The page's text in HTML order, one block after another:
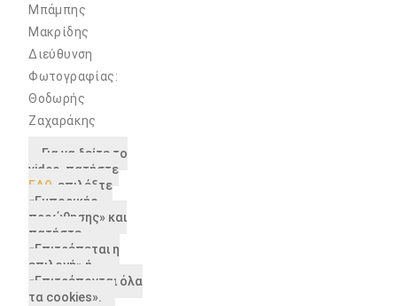
Μπάμπης
Μακρίδης
Διεύθυνση
Φωτογραφίας:
Θοδωρής
Ζαχαράκης
Για να δείτε το
video, πατήστε
ΕΔΩ , επιλέξτε
«Εμπορικής
προώθησης» και
πατήστε
«Επιτρέπεται η
επιλογή» ή
«Επιτρέπονται όλα
τα cookies».